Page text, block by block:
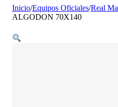
Inicio/Equipos Oficiales/Real
ALGODON 70X140